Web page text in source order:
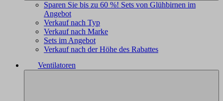
Sparen Sie bis zu 60 %! Sets von Glühbirnen im
Angebot
Verkauf nach Typ
Verkauf nach Marke
Sets im Angebot
Verkauf nach der Höhe des Rabattes
Ventilatoren